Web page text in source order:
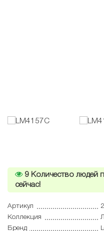
9 Количество людей
сейчас!
Артикул
Коллекция
Бренд